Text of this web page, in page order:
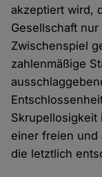
akzeptiert wird,
Gesellschaft
Zwischenspiel
zahlenmäßige
Skrupellosigkeit
einer freien und
die letztlich